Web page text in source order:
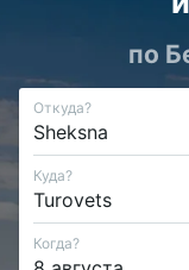
по
Откуда?
Куда?
Когда?